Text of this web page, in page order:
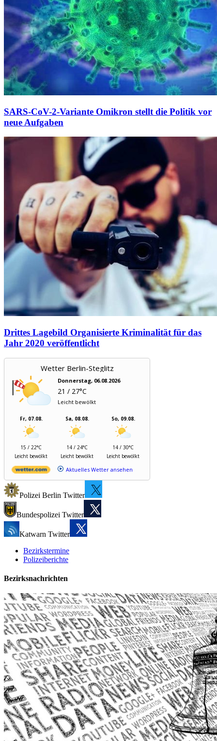
SARS-CoV-2-Variante Omikron stellt die Politik vor
neue Aufgaben
Drittes Lagebild Organisierte Kriminalität für das
Jahr 2020 veröffentlicht
Wetter Berlin-Steglitz
Donnerstag, 06.08.2026
21 / 27°C
Leicht bewölkt
Fr, 07.08.
15 / 22°C
Leicht bewölkt
Sa, 08.08.
14 / 24°C
Leicht bewölkt
So, 09.08.
14 / 30°C
Leicht bewölkt
Aktuelles Wetter ansehen
Polizei Berlin Twitter
Bundespolizei Twitter
Katwarn Twitter
Bezirkstermine
Polizeiberichte
Bezirksnachrichten